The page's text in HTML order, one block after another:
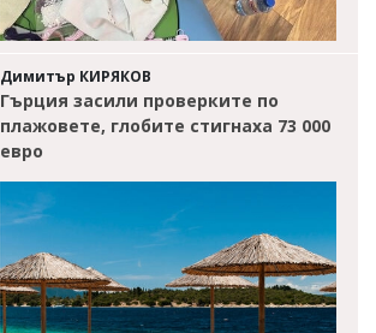
Димитър КИРЯКОВ
Гърция засили проверките по
плажовете, глобите стигнаха 73 000
евро